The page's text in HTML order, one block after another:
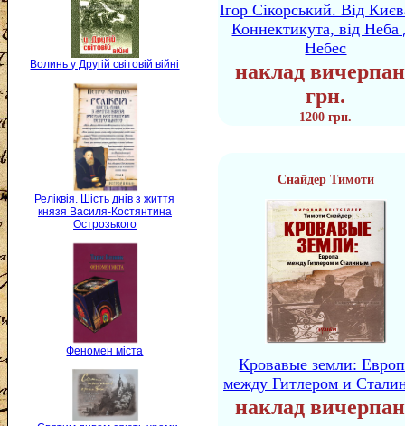
Волинь у Другій світовій війні
Реліквія. Шість днів з життя
князя Василя-Костянтина
Острозького
Феномен міста
Ігор Сікорський. Від
Коннектикута, від Неба
Небес
наклад
грн.
1200 грн.
Снайдер Тимоти
Кровавые земли:
между Гитлером и
наклад